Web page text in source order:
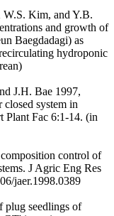
Kim, and Y.B.
and growth of
Baegdadagi) as
hydroponic
J.H. Bae 1997,
system in
Plant Fac 6:1-14. (in
control of
J Agric Eng Res
jaer.1998.0389
plug seedlings of